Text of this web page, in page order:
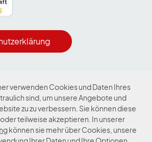
Zum Newsletter
Impressum Datenschutz
verwenden Cookies und Daten Ihres
sind, um unsere Angebote und
zu zu verbessern. Sie können diese
teilweise akzeptieren. In unserer
können sie mehr über Cookies, unsere